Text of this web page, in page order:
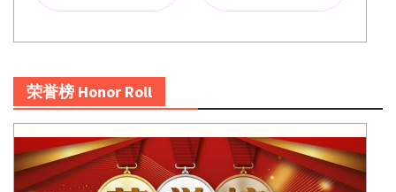
荣誉榜 Honor Roll